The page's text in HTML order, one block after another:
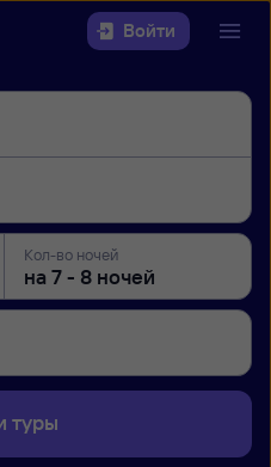
Войти
Кол-во ночей
туры